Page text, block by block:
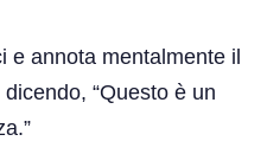
e annota mentalmente il
“Questo è un